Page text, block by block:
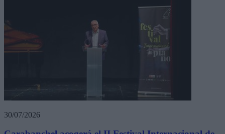
30/07/2026